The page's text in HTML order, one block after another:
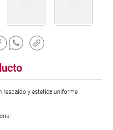
respaldo y estetica uniforme